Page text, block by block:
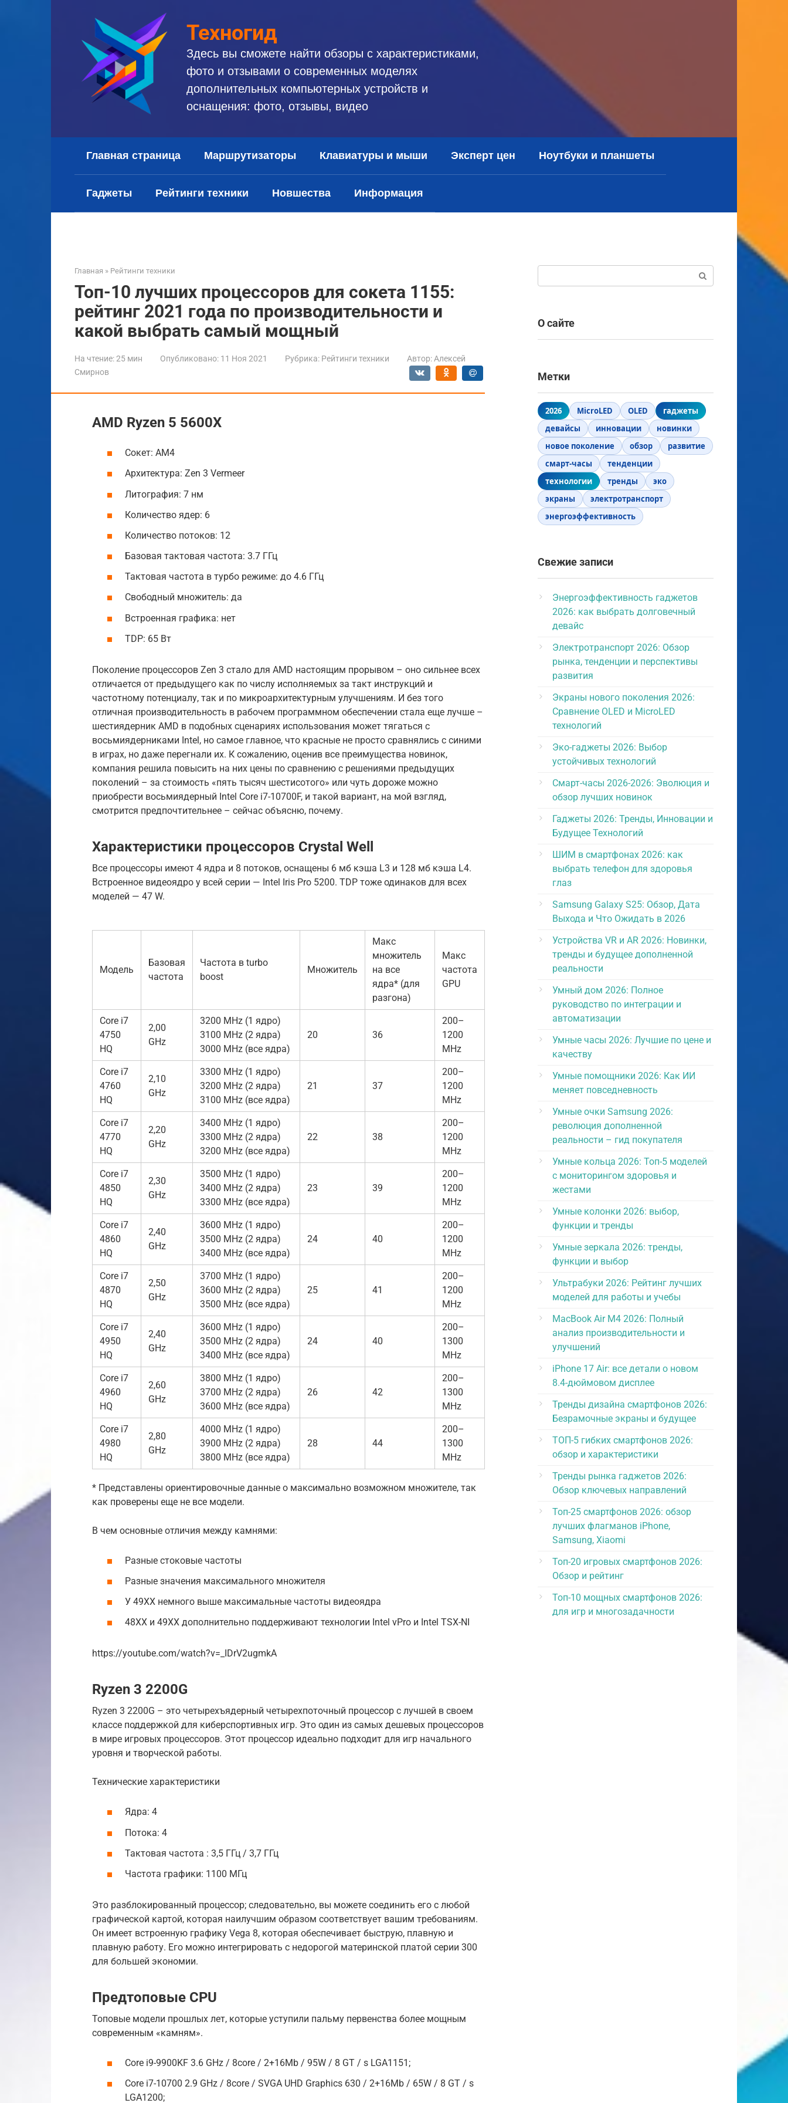
Техногид
Здесь вы сможете найти обзоры с характеристиками,
фото и отзывами о современных моделях
дополнительных компьютерных устройств и
оснащения: фото, отзывы, видео
Главная страница Маршрутизаторы Клавиатуры и мыши Эксперт цен Ноутбуки и планшеты
Гаджеты Рейтинги техники Новшества Информация
Главная » Рейтинги техники
Топ-10 лучших процессоров для сокета 1155:
рейтинг 2021 года по производительности и
какой выбрать самый мощный
На чтение:25 мин Опубликовано: 11 Ноя 2021 Рубрика: Рейтинги техники Автор: Алексей
Смирнов
AMD Ryzen 5 5600X
Сокет: AM4
Архитектура: Zen 3 Vermeer
Литография: 7 нм
Количество ядер: 6
Количество потоков: 12
Базовая тактовая частота: 3.7 ГГц
Тактовая частота в турбо режиме: до 4.6 ГГц
Свободный множитель: да
Встроенная графика: нет
TDP: 65 Вт
Поколение процессоров Zen 3 стало для AMD настоящим прорывом – оно сильнее всех
отличается от предыдущего как по числу исполняемых за такт инструкций и
частотному потенциалу, так и по микроархитектурным улучшениям. И без того
отличная производительность в рабочем программном обеспечении стала еще лучше –
шестиядерник AMD в подобных сценариях использования может тягаться с
восьмиядерниками Intel, но самое главное, что красные не просто сравнялись с синими
в играх, но даже перегнали их. К сожалению, оценив все преимущества новинок,
компания решила повысить на них цены по сравнению с решениями предыдущих
поколений – за стоимость «пять тысяч шестисотого» или чуть дороже можно
приобрести восьмиядерный Intel Core i7-10700F, и такой вариант, на мой взгляд,
смотрится предпочтительнее – сейчас объясню, почему.
Характеристики процессоров Crystal Well
Все процессоры имеют 4 ядра и 8 потоков, оснащены 6 мб кэша L3 и 128 мб кэша L4.
Встроенное видеоядро у всей серии — Intel Iris Pro 5200. TDP тоже одинаков для всех
моделей — 47 W.
Модель
Базовая
частота
Частота в turbo
boost
Множитель
Макс
множитель
на все
ядра* (для
разгона)
Макс
частота
GPU
Core i7
4750
HQ
2,00
GHz
3200 MHz (1 ядро)
3100 MHz (2 ядра)
3000 MHz (все ядра)
20 36
200–
1200
MHz
Core i7
4760
HQ
2,10
GHz
3300 MHz (1 ядро)
3200 MHz (2 ядра)
3100 MHz (все ядра)
21 37
200–
1200
MHz
Core i7
4770
HQ
2,20
GHz
3400 MHz (1 ядро)
3300 MHz (2 ядра)
3200 MHz (все ядра)
22 38
200–
1200
MHz
Core i7
4850
HQ
2,30
GHz
3500 MHz (1 ядро)
3400 MHz (2 ядра)
3300 MHz (все ядра)
23 39
200–
1200
MHz
Core i7
4860
HQ
2,40
GHz
3600 MHz (1 ядро)
3500 MHz (2 ядра)
3400 MHz (все ядра)
24 40
200–
1200
MHz
Core i7
4870
HQ
2,50
GHz
3700 MHz (1 ядро)
3600 MHz (2 ядра)
3500 MHz (все ядра)
25 41
200–
1200
MHz
Core i7
4950
HQ
2,40
GHz
3600 MHz (1 ядро)
3500 MHz (2 ядра)
3400 MHz (все ядра)
24 40
200–
1300
MHz
Core i7
4960
HQ
2,60
GHz
3800 MHz (1 ядро)
3700 MHz (2 ядра)
3600 MHz (все ядра)
26 42
200–
1300
MHz
Core i7
4980
HQ
2,80
GHz
4000 MHz (1 ядро)
3900 MHz (2 ядра)
3800 MHz (все ядра)
28 44
200–
1300
MHz
* Представлены ориентировочные данные о максимально возможном множителе, так
как проверены еще не все модели.
В чем основные отличия между камнями:
Разные стоковые частоты
Разные значения максимального множителя
У 49XX немного выше максимальные частоты видеоядра
48XX и 49XX дополнительно поддерживают технологии Intel vPro и Intel TSX-NI
https://youtube.com/watch?v=_IDrV2ugmkA
Ryzen 3 2200G
Ryzen 3 2200G – это четырехъядерный четырехпоточный процессор с лучшей в своем
классе поддержкой для киберспортивных игр. Это один из самых дешевых процессоров
в мире игровых процессоров. Этот процессор идеально подходит для игр начального
уровня и творческой работы.
Технические характеристики
Ядра: 4
Потока: 4
Тактовая частота : 3,5 ГГц / 3,7 ГГц
Частота графики: 1100 МГц
Это разблокированный процессор; следовательно, вы можете соединить его с любой
графической картой, которая наилучшим образом соответствует вашим требованиям.
Он имеет встроенную графику Vega 8, которая обеспечивает быструю, плавную и
плавную работу. Его можно интегрировать с недорогой материнской платой серии 300
для большей экономии.
Предтоповые CPU
Топовые модели прошлых лет, которые уступили пальму первенства более мощным
современным «камням».
Core i9-9900KF 3.6 GHz / 8core / 2+16Mb / 95W / 8 GT / s LGA1151;
Core i7-10700 2.9 GHz / 8core / SVGA UHD Graphics 630 / 2+16Mb / 65W / 8 GT / s
LGA1200;
О сайте
Метки
2026 MicroLED OLED
гаджеты
девайсы
инновации
новинки
новое поколение
обзор
развитие
смарт-часы
тенденции
технологии
тренды
эко
экраны
электротранспорт
энергоэффективность
Свежие записи
Энергоэффективность гаджетов
2026: как выбрать долговечный
девайс
Электротранспорт 2026: Обзор
рынка, тенденции и перспективы
развития
Экраны нового поколения 2026:
Сравнение OLED и MicroLED
технологий
Эко-гаджеты 2026: Выбор
устойчивых технологий
Смарт-часы 2026-2026: Эволюция и
обзор лучших новинок
Гаджеты 2026: Тренды, Инновации и
Будущее Технологий
ШИМ в смартфонах 2026: как
выбрать телефон для здоровья
глаз
Samsung Galaxy S25: Обзор, Дата
Выхода и Что Ожидать в 2026
Устройства VR и AR 2026: Новинки,
тренды и будущее дополненной
реальности
Умный дом 2026: Полное
руководство по интеграции и
автоматизации
Умные часы 2026: Лучшие по цене и
качеству
Умные помощники 2026: Как ИИ
меняет повседневность
Умные очки Samsung 2026:
революция дополненной
реальности – гид покупателя
Умные кольца 2026: Топ-5 моделей
с мониторингом здоровья и
жестами
Умные колонки 2026: выбор,
функции и тренды
Умные зеркала 2026: тренды,
функции и выбор
Ультрабуки 2026: Рейтинг лучших
моделей для работы и учебы
MacBook Air M4 2026: Полный
анализ производительности и
улучшений
iPhone 17 Air: все детали о новом
8.4-дюймовом дисплее
Тренды дизайна смартфонов 2026:
Безрамочные экраны и будущее
ТОП-5 гибких смартфонов 2026:
обзор и характеристики
Тренды рынка гаджетов 2026:
Обзор ключевых направлений
Топ-25 смартфонов 2026: обзор
лучших флагманов iPhone,
Samsung, Xiaomi
Топ-20 игровых смартфонов 2026:
Обзор и рейтинг
Топ-10 мощных смартфонов 2026:
для игр и многозадачности